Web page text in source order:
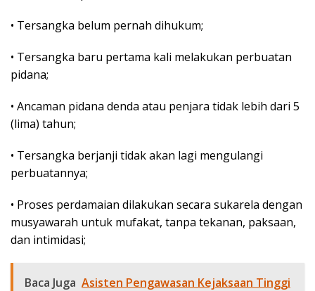
• Tersangka belum pernah dihukum;
• Tersangka baru pertama kali melakukan perbuatan
pidana;
• Ancaman pidana denda atau penjara tidak lebih dari 5
(lima) tahun;
• Tersangka berjanji tidak akan lagi mengulangi
perbuatannya;
• Proses perdamaian dilakukan secara sukarela dengan
musyawarah untuk mufakat, tanpa tekanan, paksaan,
dan intimidasi;
Baca Juga Asisten Pengawasan Kejaksaan Tinggi